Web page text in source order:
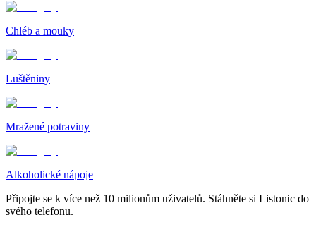
Chléb a mouky
Luštěniny
Mražené potraviny
Alkoholické nápoje
Připojte se k více než 10 milionům uživatelů. Stáhněte si Listonic do
svého telefonu.